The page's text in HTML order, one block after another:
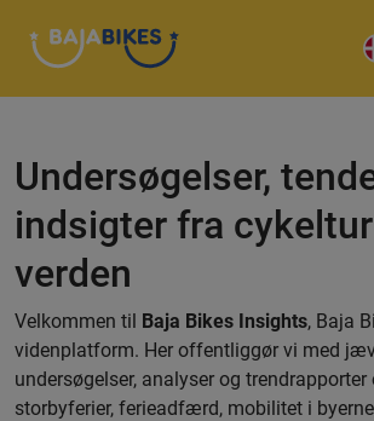
Undersøgelser,
indsigter fra
verden
Velkommen til Baja Bikes Insights, Baja
videnplatform. Her offentliggør vi med
undersøgelser, analyser og
storbyferier, ferieadfærd, mobilitet i